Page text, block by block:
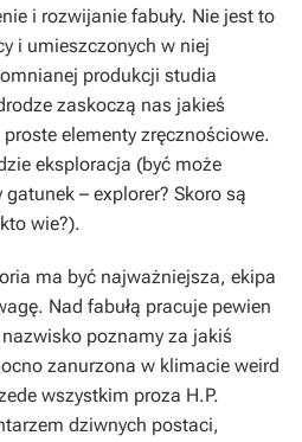
i rozwijanie fabuły. Nie jest to
i umieszczonych w niej
produkcji studia
zaskoczą nas jakieś
elementy zręcznościowe.
eksploracja (być może
– explorer? Skoro są
wie?).
ma być najważniejsza, ekipa
Nad fabułą pracuje pewien
poznamy za jakiś
zanurzona w klimacie weird
wszystkim proza H.P.
dziwnych postaci,